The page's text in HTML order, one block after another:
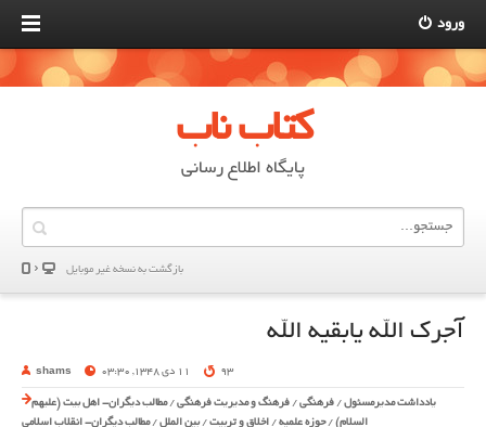
ورود
کتاب ناب
پایگاه اطلاع رسانی
بازگشت به نسخه غير موبایل
آجرک الله یابقیه الله
shams 11 دی 1348, 03:30 93
یادداشت مدیرمسئول / فرهنگی / فرهنگ و مدیریت فرهنگی /مطالب دیگران- اهل بیت (علیهم
السلام) /حوزه علمیه / اخلاق و تربیت /بین الملل /مطالب دیگران- انقلاب اسلامی